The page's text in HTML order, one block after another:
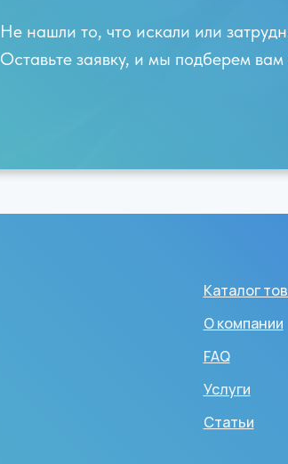
Не нашли то, что искали или
Оставьте заявку, и мы подберем
Каталог
О компании
FAQ
Услуги
Статьи